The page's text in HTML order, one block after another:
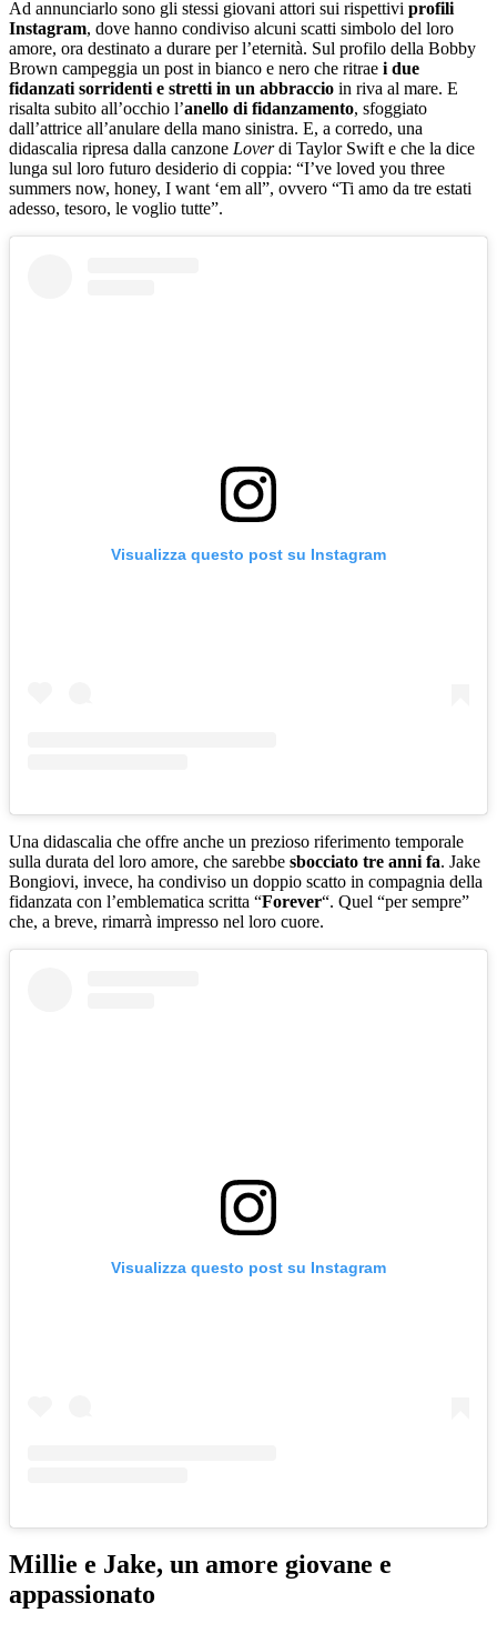
Ad annunciarlo sono gli stessi giovani attori sui rispettivi profili
Instagram, dove hanno condiviso alcuni scatti simbolo del loro
amore, ora destinato a durare per l’eternità. Sul profilo della Bobby
Brown campeggia un post in bianco e nero che ritrae i due
fidanzati sorridenti e stretti in un abbraccio in riva al mare. E
risalta subito all’occhio l’anello di fidanzamento, sfoggiato
dall’attrice all’anulare della mano sinistra. E, a corredo, una
didascalia ripresa dalla canzone Loverdi Taylor Swift e che la dice
lunga sul loro futuro desiderio di coppia: “I’ve loved you three
summers now, honey, I want ‘em all”, ovvero “Ti amo da tre estati
adesso, tesoro, le voglio tutte”.
Visualizza questo post su Instagram
Una didascalia che offre anche un prezioso riferimento temporale
sulla durata del loro amore, che sarebbe sbocciato tre anni fa. Jake
Bongiovi, invece, ha condiviso un doppio scatto in compagnia della
fidanzata con l’emblematica scritta “Forever“. Quel “per sempre”
che, a breve, rimarrà impresso nel loro cuore.
Visualizza questo post su Instagram
Millie e Jake, un amore giovane e
appassionato